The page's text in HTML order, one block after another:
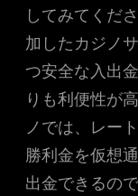
してみてくだ
加したカジノ
つ安全な入出
りも利便性が
ノでは、レー
勝利金を仮想
出金できるの